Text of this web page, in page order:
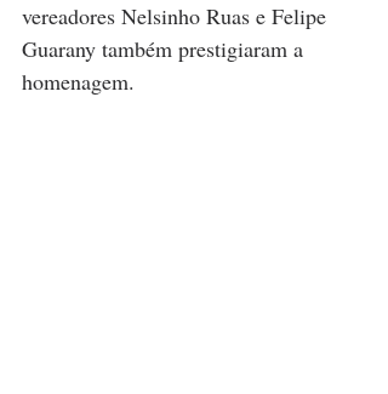
vereadores Nelsinho Ruas e Felipe
Guarany também prestigiaram a
homenagem.